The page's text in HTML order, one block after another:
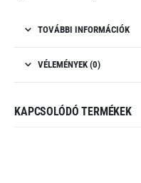
TOVÁBBI INFORMÁCIÓK
VÉLEMÉNYEK (0)
KAPCSOLÓDÓ TERMÉKEK